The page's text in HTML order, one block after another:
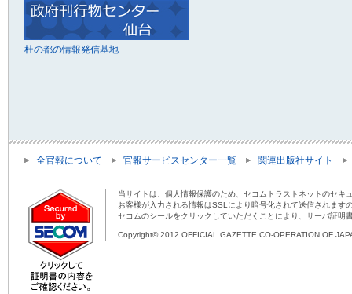
杜の都の情報発信基地
全官報について 官報サービスセンター一覧 関連出版社サイト
当サイトは、個人情報保護のため、セコムトラストネットのセキ
お客様が入力される情報はSSLにより暗号化されて送信されま
セコムのシールをクリックしていただくことにより、サーバ証明
Copyright© 2012 OFFICIAL GAZETTE CO-OPERATION OF